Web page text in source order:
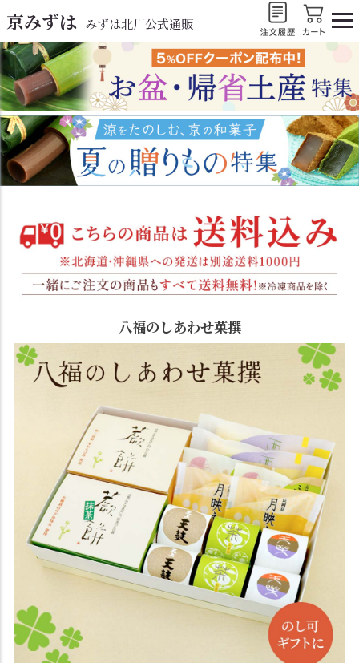
京みずは みずは北川公式通販
八福のしあわせ菓撰